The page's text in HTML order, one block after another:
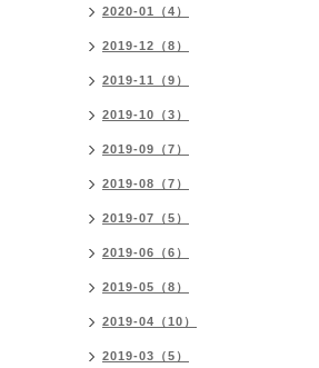
2020-01（4）
2019-12（8）
2019-11（9）
2019-10（3）
2019-09（7）
2019-08（7）
2019-07（5）
2019-06（6）
2019-05（8）
2019-04（10）
2019-03（5）